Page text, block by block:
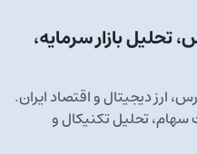
تحلیل بازار سرمایه،
ارز دیجیتال و اقتصاد ایران.
سهام، تحلیل تکنیکال و